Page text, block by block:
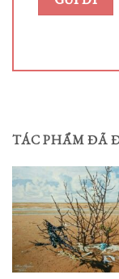
TÁC PHẨM ĐÃ